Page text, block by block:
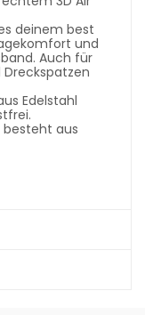
deinem best
und
Auch für
Edelstahl
besteht aus